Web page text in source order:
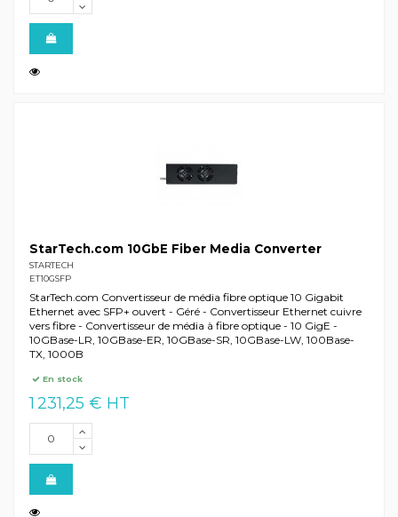
StarTech.com 10GbE Fiber Media Converter
STARTECH
ET10GSFP
StarTech.com Convertisseur de média fibre optique 10 Gigabit
Ethernet avec SFP+ ouvert - Géré - Convertisseur Ethernet cuivre
vers fibre - Convertisseur de média à fibre optique - 10 GigE -
10GBase-LR, 10GBase-ER, 10GBase-SR, 10GBase-LW, 100Base-
TX, 1000B
En stock
1 231,25 € HT